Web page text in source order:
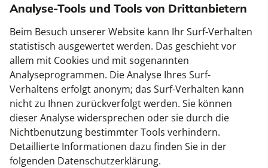
Analyse-Tools und Tools von Drittanbietern
Beim Besuch unserer Website kann Ihr Surf-Verhalten
statistisch ausgewertet werden. Das geschieht vor
allem mit Cookies und mit sogenannten
Analyseprogrammen. Die Analyse Ihres Surf-
Verhaltens erfolgt anonym; das Surf-Verhalten kann
nicht zu Ihnen zurückverfolgt werden. Sie können
dieser Analyse widersprechen oder sie durch die
Nichtbenutzung bestimmter Tools verhindern.
Detaillierte Informationen dazu finden Sie in der
folgenden Datenschutzerklärung.